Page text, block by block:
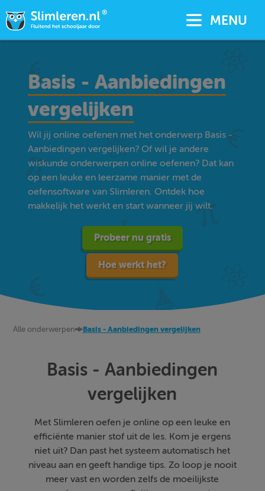
MENU
Basis - Aanbiedingen
vergelijken
Wil jij online oefenen met het onderwerp Basis -
Aanbiedingen vergelijken? Of wil je andere
wiskunde onderwerpen online oefenen? Dat kan
op een leuke en leerzame manier met de
oefensoftware van Slimleren. Ontdek hoe
makkelijk het werkt en start wanneer jij wilt.
Probeer nu gratis
Hoe werkt het?
Alle onderwerpen Basis - Aanbiedingen vergelijken
Basis - Aanbiedingen
vergelijken
Met Slimleren oefen je online op een leuke en
efficiënte manier stof uit de les. Kom je ergens
niet uit? Dan past het systeem automatisch het
niveau aan en geeft handige tips. Zo loop je nooit
meer vast en worden zelfs de moeilijkste